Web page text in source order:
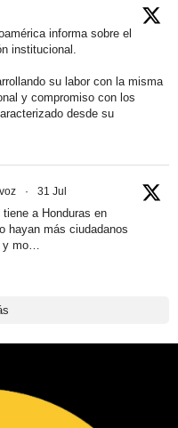
informa sobre el
institucional.
su labor con la misma
y compromiso con los
desde su
· 31 Jul
a Honduras en
hayan más ciudadanos
mo…